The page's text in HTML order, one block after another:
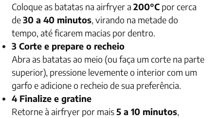
Coloque as batatas na airfryer a 200°C por cerca
de30 a 40 minutos, virando na metade do
tempo, até ficarem macias por dentro.
3 Corte e prepare o recheio
Abra as batatas ao meio (ou faça um corte na parte
superior), pressione levemente o interior com um
garfo e adicione o recheio de sua preferência.
4 Finalize e gratine
Retorne à airfryer por mais5 a 10 minutos,